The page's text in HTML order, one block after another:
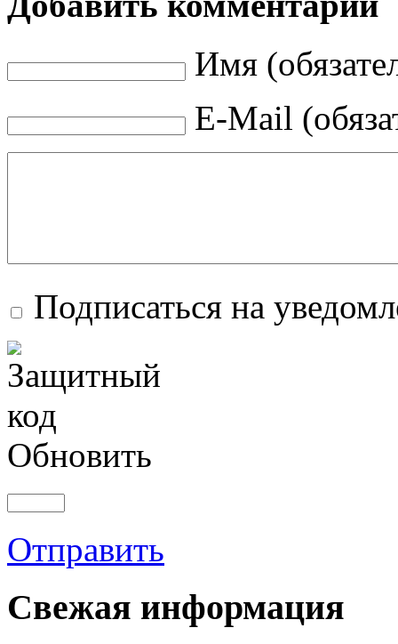
Имя
E-Mail
Подписаться на
Обновить
Отправить
Свежая информация